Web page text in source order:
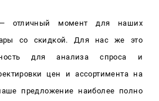
— отличный момент для наших
со скидкой. Для нас же это
для анализа спроса и
цен и ассортимента на
предложение наиболее полно